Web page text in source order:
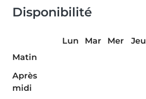
Disponibilité
Lun Mar Mer Jeu
Matin
Après
midi